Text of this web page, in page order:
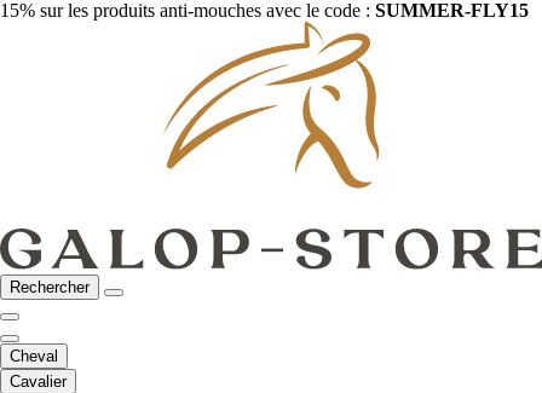
15% sur les produits anti-mouches avec le code : SUMMER-FLY15
Rechercher
Cheval
Cavalier